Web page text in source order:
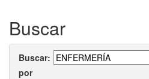
Buscar
Buscar:
por